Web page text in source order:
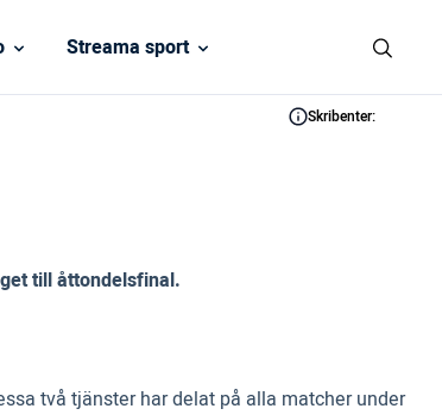
Streama sport
Skribenter:
till åttondelsfinal.
två tjänster har delat på alla matcher under